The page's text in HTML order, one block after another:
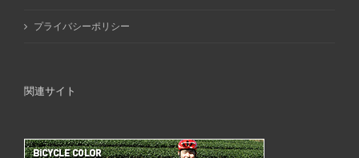
プライバシーポリシー
関連サイト